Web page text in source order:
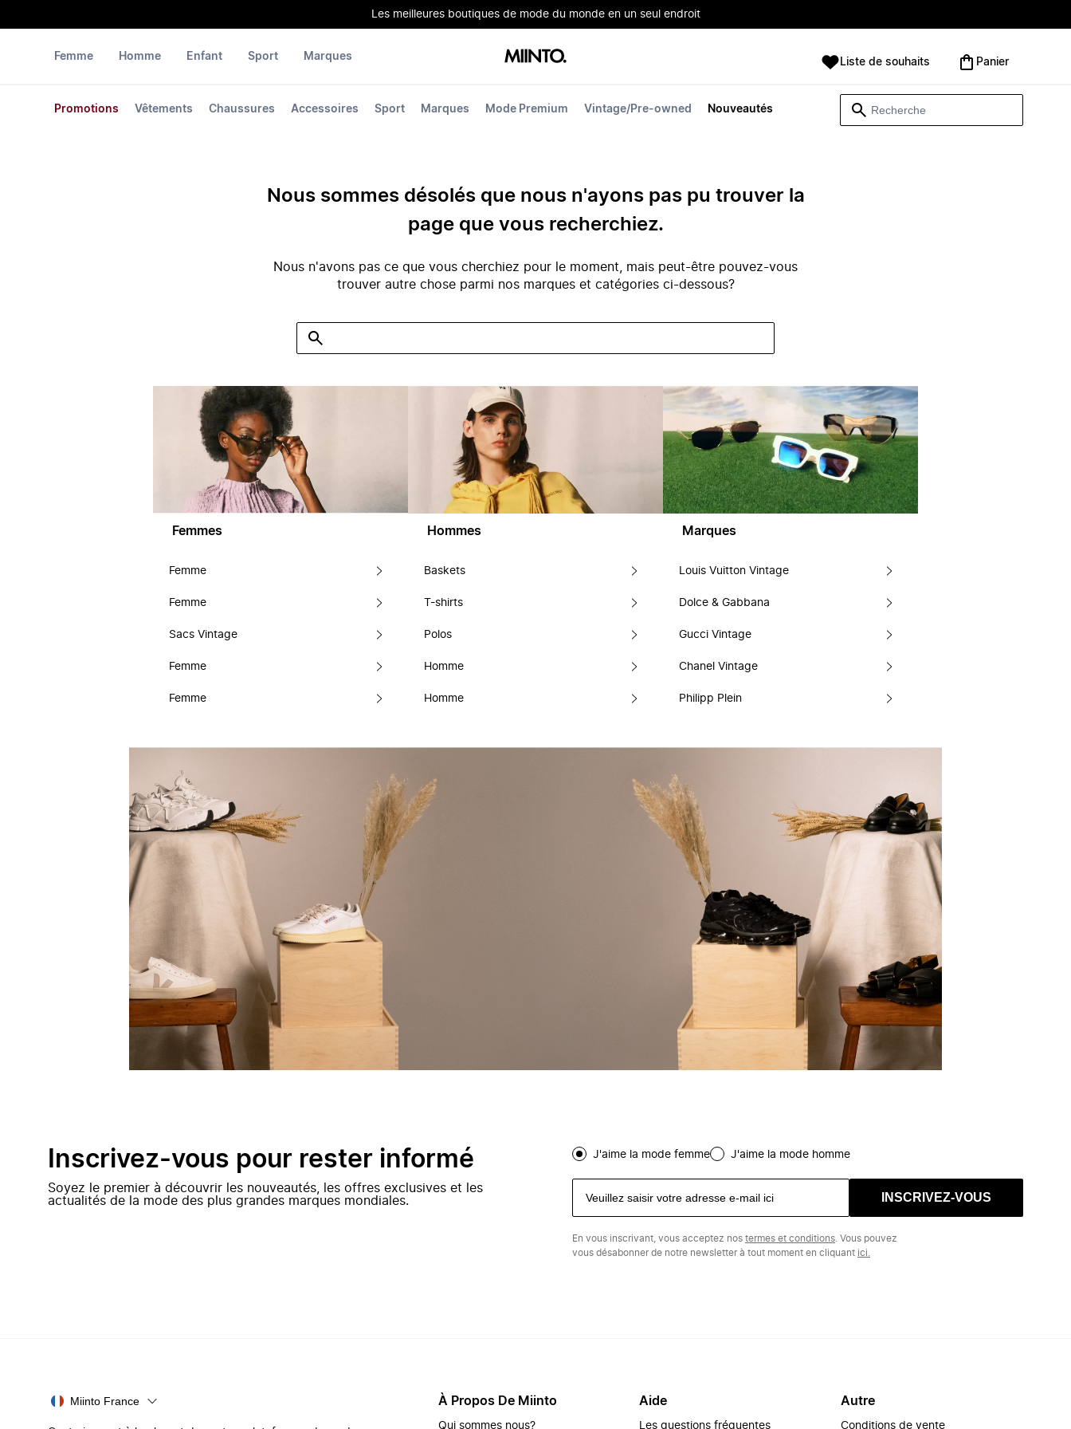
Les meilleures boutiques de mode du monde en un seul endroit
Femme
Promotions Vêtements Chaussures Accessoires Sport Marques Mode Premium Vintage/Pre-owned Nouveautés
Homme Enfant Sport Marques Liste de souhaits Panier
Nous sommes désolés que nous n'ayons pas pu trouver la
page que vous recherchiez.
Nous n'avons pas ce que vous cherchiez pour le moment, mais peut-être pouvez-vous
trouver autre chose parmi nos marques et catégories ci-dessous?
Femmes
Femme
Femme
Sacs Vintage
Femme
Femme
Hommes
Baskets
T-shirts
Polos
Homme
Homme
Marques
Louis Vuitton Vintage
Dolce & Gabbana
Gucci Vintage
Chanel Vintage
Philipp Plein
Inscrivez-vous pour rester informé
Soyez le premier à découvrir les nouveautés, les offres exclusives et les
actualités de la mode des plus grandes marques mondiales.
J'aime la mode femme J'aime la mode homme
INSCRIVEZ-VOUS
En vous inscrivant, vous acceptez nos termes et conditions . Vous pouvez
vous désabonner de notre newsletter à tout moment en cliquant ici.
Miinto France À Propos De Miinto
Qui sommes nous?
Aide
Les questions fréquentes
Autre
Conditions de vente